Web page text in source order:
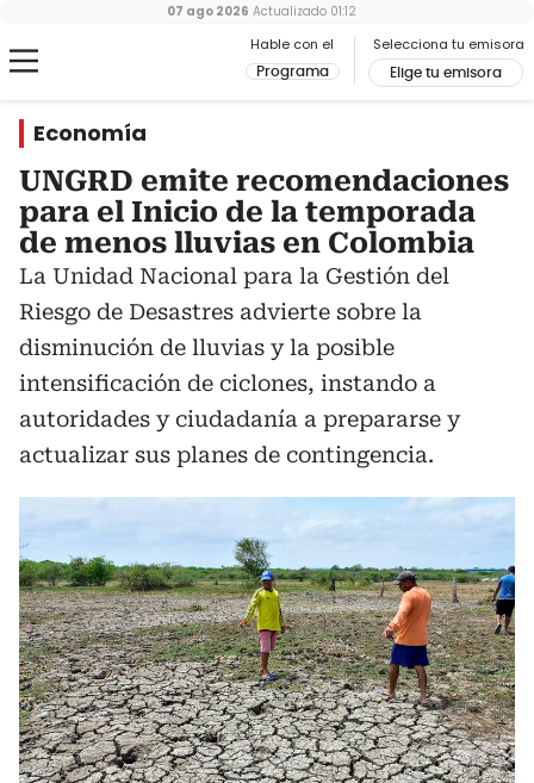
Hable con el
Programa
Selecciona tu emisora
Elige tu emisora
07 ago 2026 Actualizado 01:12
Economía
UNGRD emite recomendaciones
para el Inicio de la temporada
de menos lluvias en Colombia
La Unidad Nacional para la Gestión del
Riesgo de Desastres advierte sobre la
disminución de lluvias y la posible
intensificación de ciclones, instando a
autoridades y ciudadanía a prepararse y
actualizar sus planes de contingencia.